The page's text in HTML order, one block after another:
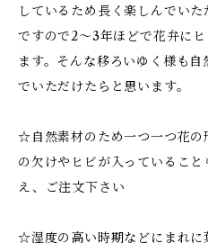
しているため長く楽しんでい
ですので2～3年ほどで花弁に
ます。そんな移ろいゆく様も
でいただけたらと思います。
☆自然素材のため一つ一つ花の
の欠けやヒビが入っているこ
え、ご注文下さい
☆湿度の高い時期などにまれに